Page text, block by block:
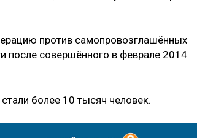
против самопровозглашённых
после совершённого в феврале 2014
более 10 тысяч человек.